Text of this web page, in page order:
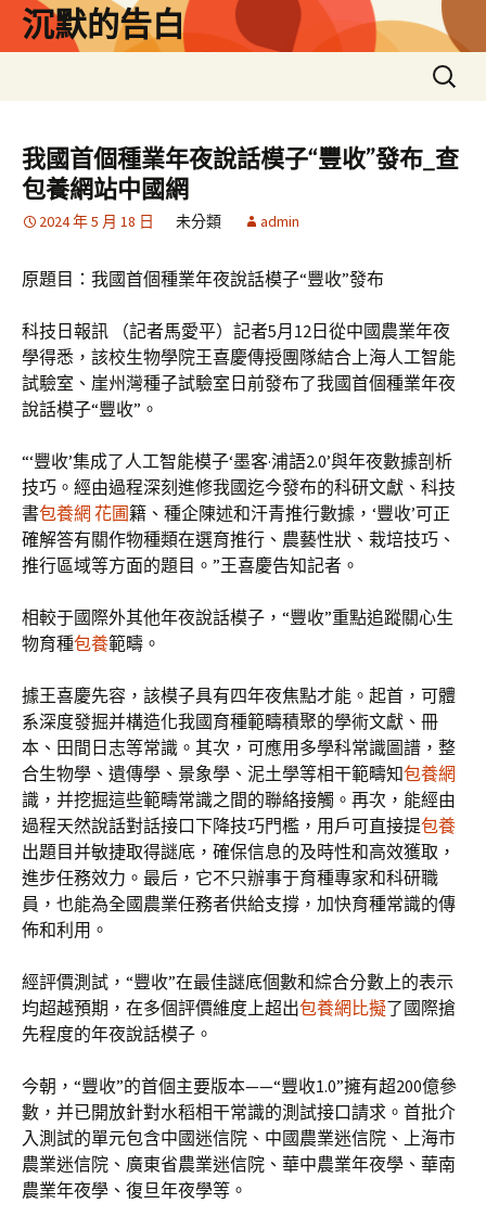
沉默的告白
搜
尋
鍵
字:
我國首個種業年夜說話模子“豐收”發布_查
包養網站中國網
2024 年 5 月 18 日 未分類 admin
原題目：我國首個種業年夜說話模子“豐收”發布
科技日報訊 （記者馬愛平）記者5月12日從中國農業年夜
學得悉，該校生物學院王喜慶傳授團隊結合上海人工智能
試驗室、崖州灣種子試驗室日前發布了我國首個種業年夜
說話模子“豐收”。
“‘豐收’集成了人工智能模子‘墨客·浦語2.0’與年夜數據剖析
技巧。經由過程深刻進修我國迄今發布的科研文獻、科技
書包養網 花圃籍、種企陳述和汗青推行數據，‘豐收’可正
確解答有關作物種類在選育推行、農藝性狀、栽培技巧、
推行區域等方面的題目。”王喜慶告知記者。
相較于國際外其他年夜說話模子，“豐收”重點追蹤關心生
物育種包養範疇。
據王喜慶先容，該模子具有四年夜焦點才能。起首，可體
系深度發掘并構造化我國育種範疇積聚的學術文獻、冊
本、田間日志等常識。其次，可應用多學科常識圖譜，整
合生物學、遺傳學、景象學、泥土學等相干範疇知包養網
識，并挖掘這些範疇常識之間的聯絡接觸。再次，能經由
過程天然說話對話接口下降技巧門檻，用戶可直接提包養
出題目并敏捷取得謎底，確保信息的及時性和高效獲取，
進步任務效力。最后，它不只辦事于育種專家和科研職
員，也能為全國農業任務者供給支撐，加快育種常識的傳
佈和利用。
經評價測試，“豐收”在最佳謎底個數和綜合分數上的表示
均超越預期，在多個評價維度上超出包養網比擬了國際搶
先程度的年夜說話模子。
今朝，“豐收”的首個主要版本——“豐收1.0”擁有超200億參
數，并已開放針對水稻相干常識的測試接口請求。首批介
入測試的單元包含中國迷信院、中國農業迷信院、上海市
農業迷信院、廣東省農業迷信院、華中農業年夜學、華南
農業年夜學、復旦年夜學等。